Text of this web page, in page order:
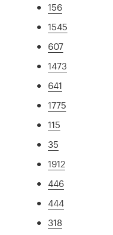
156
1545
607
1473
641
1775
115
35
1912
446
444
318